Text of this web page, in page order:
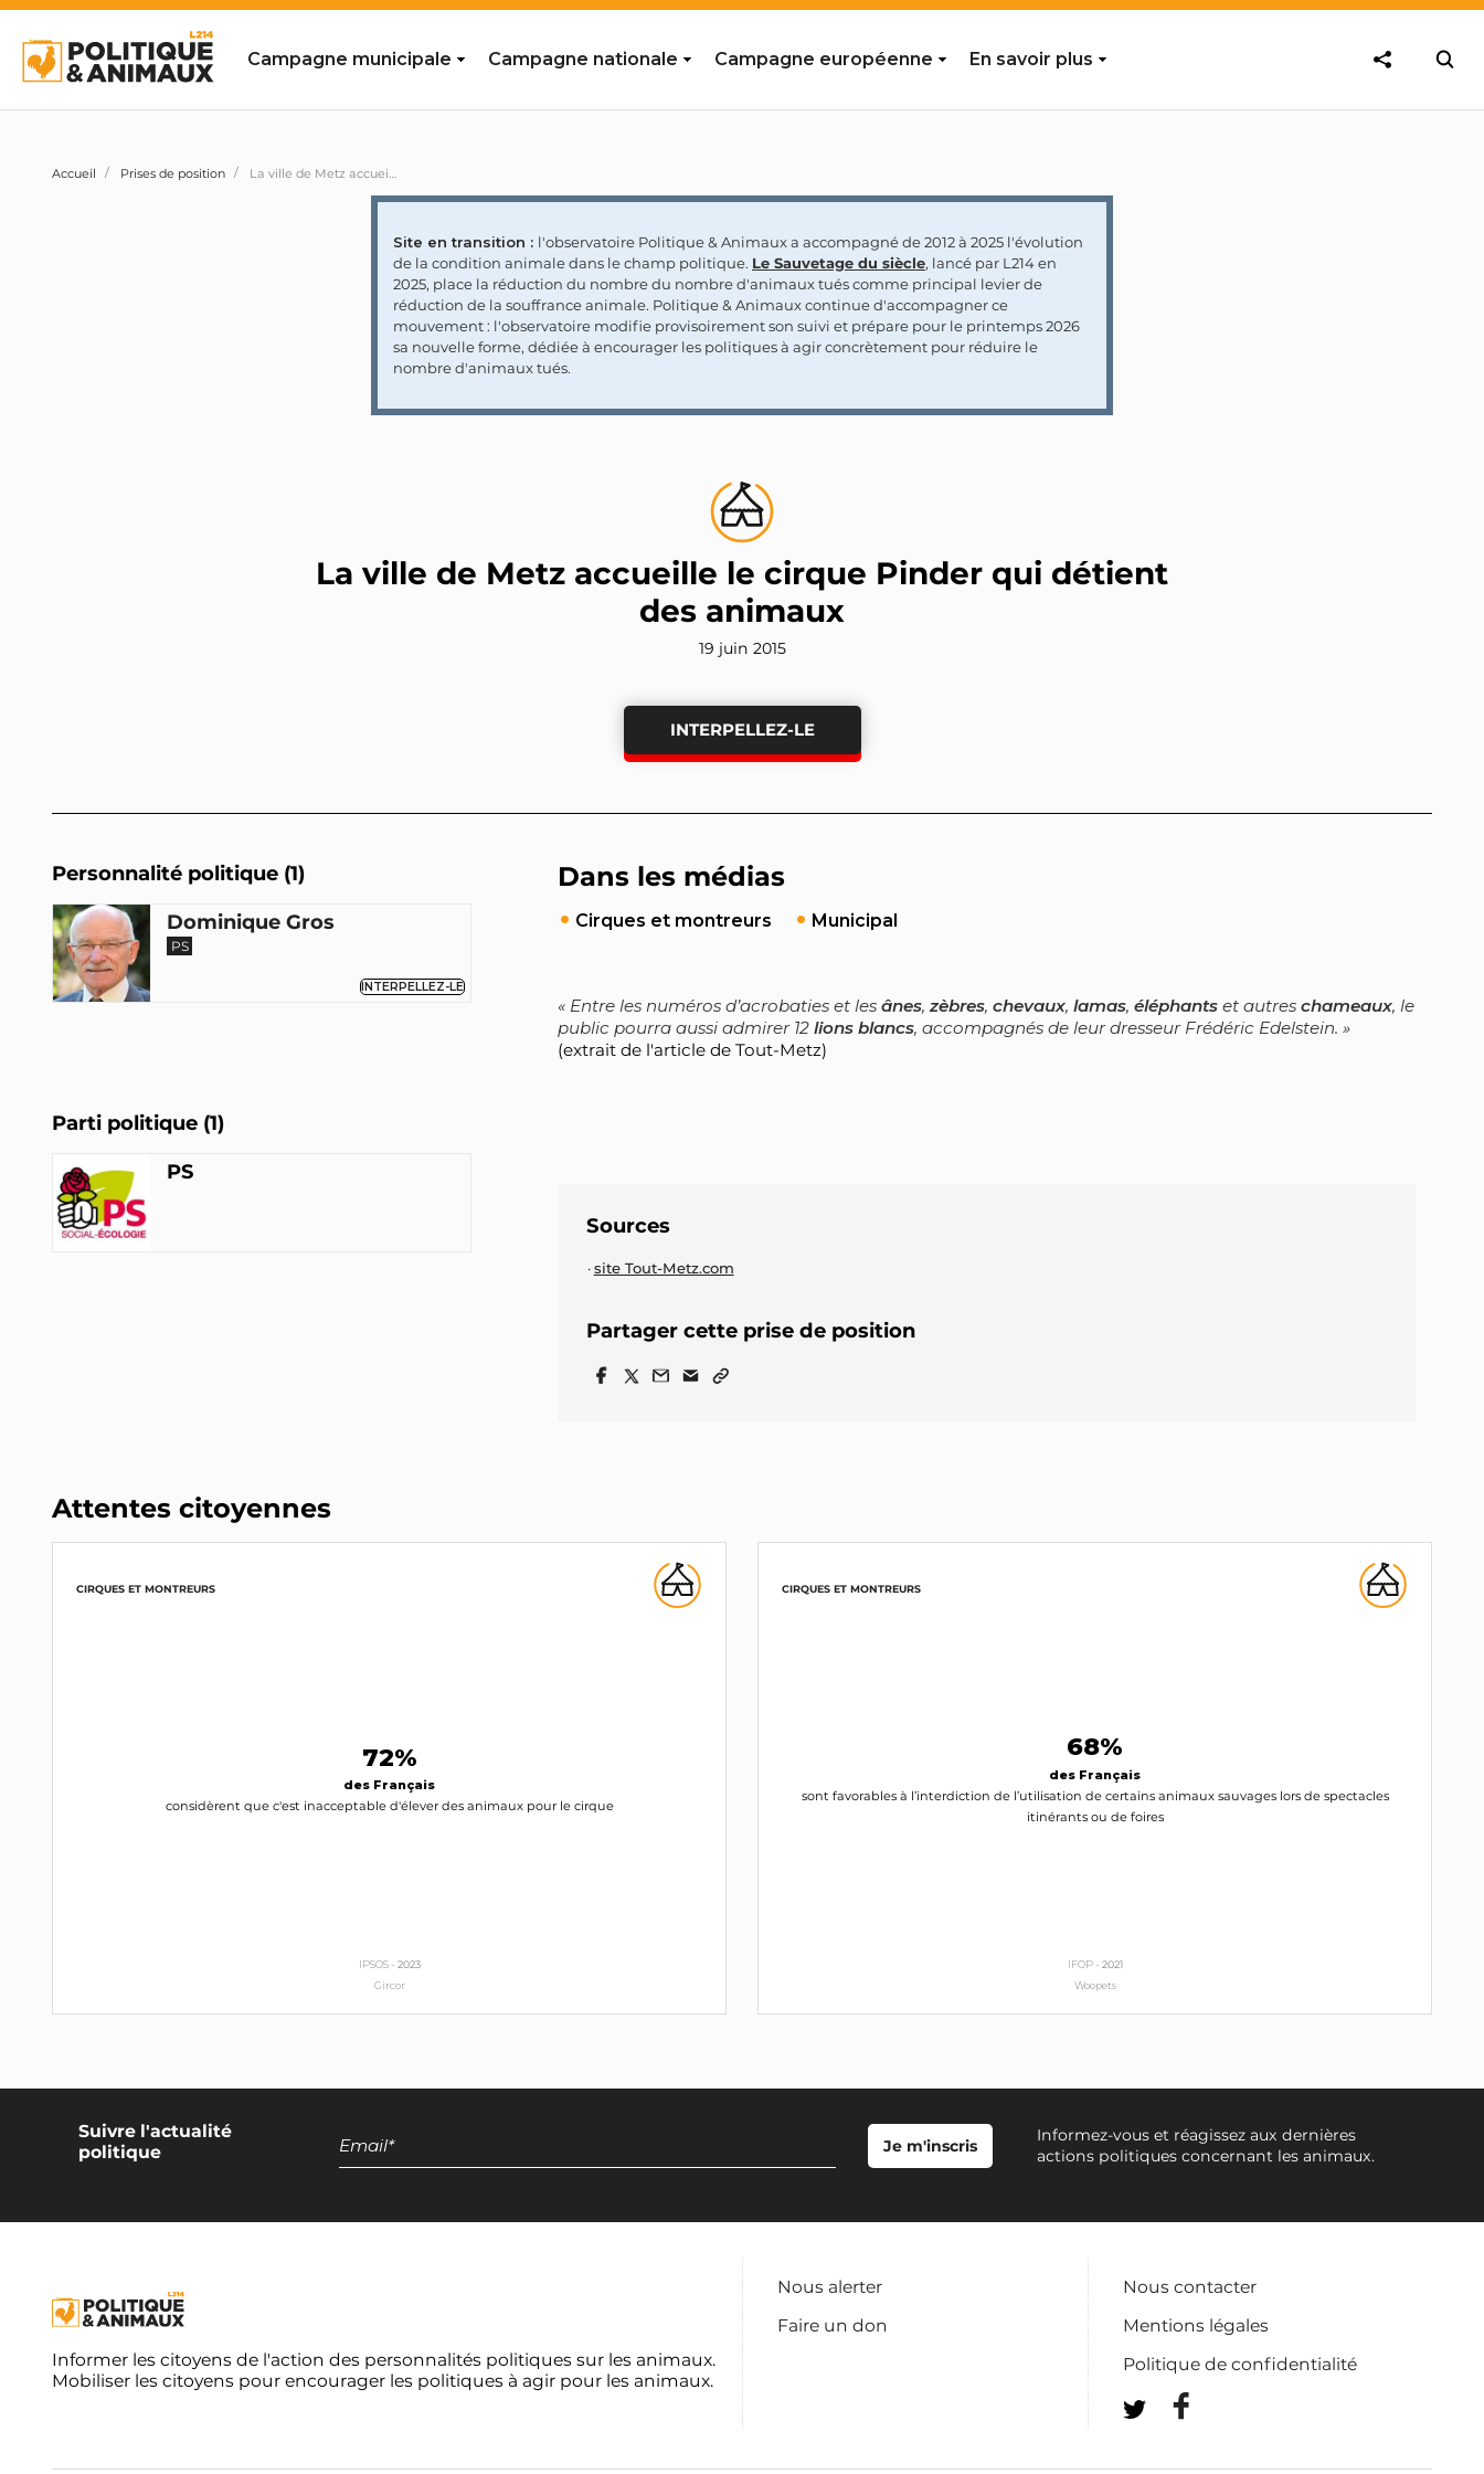
Campagne municipale Campagne nationale Campagne européenne En savoir plus
Accueil Prises de position La ville de Metz accueille le cirque Pinder qui détient des animaux
Site en transition : l'observatoire Politique & Animaux a accompagné de 2012 à 2025 l'évolution
de la condition animale dans le champ politique. Le Sauvetage du siècle, lancé par L214 en
2025, place la réduction du nombre du nombre d'animaux tués comme principal levier de
réduction de la souffrance animale. Politique & Animaux continue d'accompagner ce
mouvement : l'observatoire modifie provisoirement son suivi et prépare pour le printemps 2026
sa nouvelle forme, dédiée à encourager les politiques à agir concrètement pour réduire le
nombre d'animaux tués.
La ville de Metz accueille le cirque Pinder qui détient
des animaux
19 juin 2015
INTERPELLEZ-LE
Personnalité politique (1)
Dominique Gros
PS
INTERPELLEZ-LE
Parti politique (1)
PS
Dans les médias
Cirques et montreurs Municipal
Entre les numéros d’acrobaties et les ânes,zèbres, chevaux, lamas, éléphantset autres chameaux, le
public pourra aussi admirer 12 lions blancs, accompagnés de leur dresseur Frédéric Edelstein.
(extrait de l'article de Tout-Metz)
Sources
site Tout-Metz.com
Partager cette prise de position
Attentes citoyennes
CIRQUES ET MONTREURS
72%
des Français
considèrent que c'est inacceptable d'élever des animaux pour le cirque
IPSOS - 2023
Gircor
CIRQUES ET MONTREURS
68%
des Français
sont favorables à l’interdiction de l’utilisation de certains animaux sauvages lors de spectacles
itinérants ou de foires
IFOP - 2021
Woopets
Suivre l'actualité
politique
Informez-vous et réagissez aux dernières
actions politiques concernant les animaux.
Informer les citoyens de l'action des personnalités politiques sur les animaux.
Mobiliser les citoyens pour encourager les politiques à agir pour les animaux.
Nous alerter
Faire un don
Nous contacter
Mentions légales
Politique de confidentialité